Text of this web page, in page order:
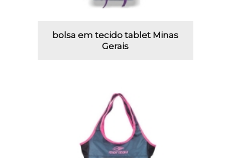
bolsa em tecido tablet Minas
Gerais